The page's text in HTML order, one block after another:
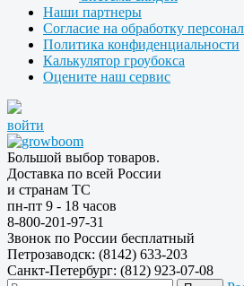
Наши партнеры
Согласие на обработку
Политика конфиденциальности
Калькулятор гроубокса
Оцените наш сервис
войти
Большой выбор товаров.
Доставка по всей России
и странам ТС
пн-пт 9 - 18 часов
8-800-201-97-31
Звонок по России бесплатный
Петрозаводск: (8142) 633-203
Санкт-Петербург: (812) 923-07-08